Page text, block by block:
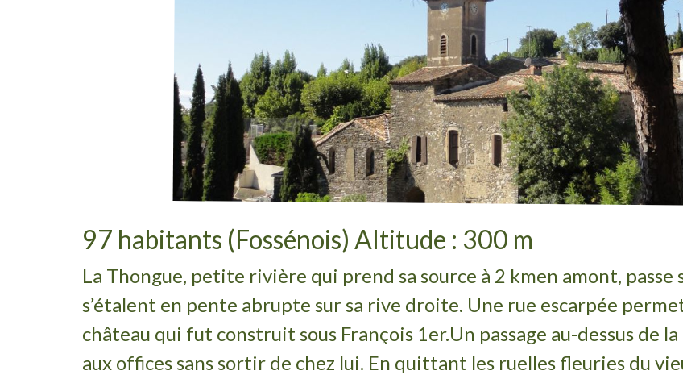
97 habitants (Fossénois) Altitude : 300 m
La Thongue, petite rivière qui prend sa source à 2 kmen amont, passe
s’étalent en pente abrupte sur sa rive droite. Une rue escarpée
château qui fut construit sous François 1er.Un passage au-dessus de
aux offices sans sortir de chez lui. En quittant les ruelles fleuries du